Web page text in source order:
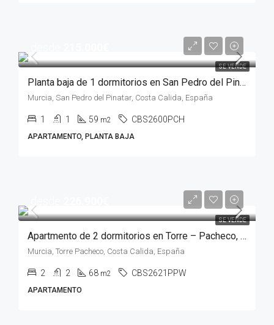
SE VENDE
Planta baja de 1 dormitorios en San Pedro del Pinatar, MURCIA
Murcia, San Pedro del Pinatar, Costa Calida, España
1 1 59 m2 CBS2600PCH
APARTAMENTO, PLANTA BAJA
SE VENDE
Apartmento de 2 dormitorios en Torre – Pacheco, MURCIA
Murcia, Torre Pacheco, Costa Calida, España
2 2 68 m2 CBS2621PPW
APARTAMENTO